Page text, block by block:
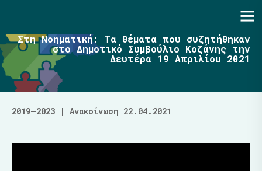
Στη Νοηματική: Τα θέματα που συζητήθηκαν
στο Δημοτικό Συμβούλιο Κοζάνης την
Δευτέρα 19 Απριλίου 2021
2019–2023 | Ανακοίνωση 22.04.2021